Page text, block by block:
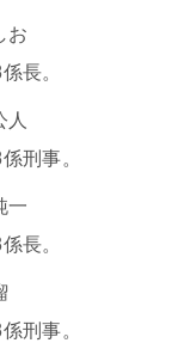
お
長。
人
刑事。
一
長。
刑事。